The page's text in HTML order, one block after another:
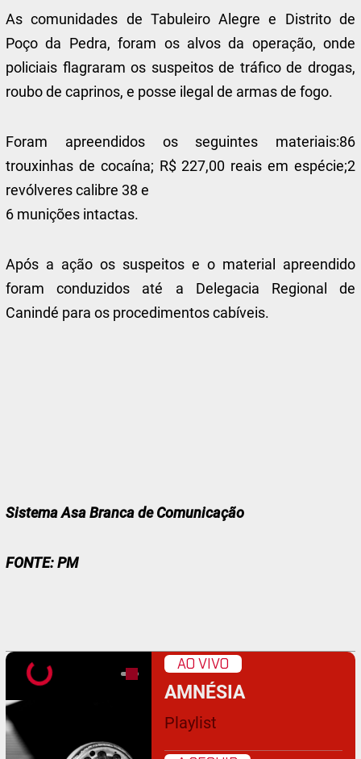
As comunidades de Tabuleiro Alegre e Distrito de
Poço da Pedra, foram os alvos da operação, onde
policiais flagraram os suspeitos de tráfico de drogas,
roubo de caprinos, e posse ilegal de armas de fogo.
Foram apreendidos os seguintes materiais:86
trouxinhas de cocaína; R$ 227,00 reais em espécie;2
revólveres calibre 38 e
6 munições intactas.
Após a ação os suspeitos e o material apreendido
foram conduzidos até a Delegacia Regional de
Canindé para os procedimentos cabíveis.
Sistema Asa Branca de Comunicação
FONTE: PM
AO VIVO
AMNÉSIA
Playlist